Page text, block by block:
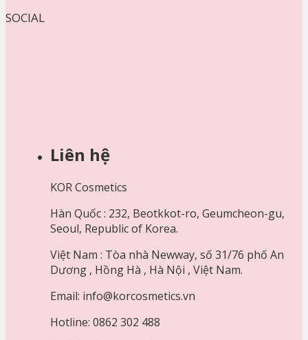
SOCIAL
Liên hệ
KOR Cosmetics
Hàn Quốc : 232, Beotkkot-ro, Geumcheon-gu,
Seoul, Republic of Korea.
Việt Nam : Tòa nhà Newway, số 31/76 phố An
Dương , Hồng Hà , Hà Nội , Việt Nam.
Email: info@korcosmetics.vn
Hotline: 0862 302 488